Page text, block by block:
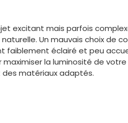
excitant mais parfois
Un mauvais choix de
faiblement éclairé et peu
la luminosité de
matériaux adaptés.